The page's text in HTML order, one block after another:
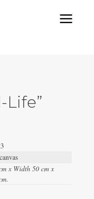
a
Life”
x Width 50 cm x